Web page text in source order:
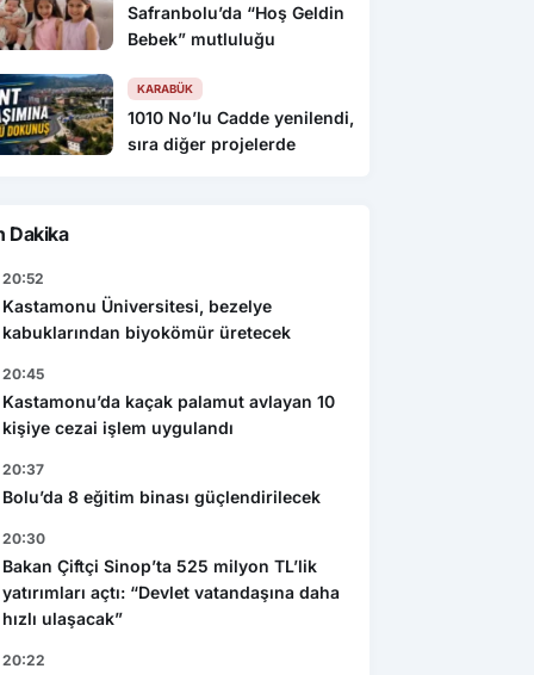
Safranbolu’da “Hoş Geldin
Bebek” mutluluğu
KARABÜK
1010 No’lu Cadde yenilendi,
sıra diğer projelerde
Dakika
20:52
Kastamonu Üniversitesi, bezelye
kabuklarından biyokömür üretecek
20:45
Kastamonu’da kaçak palamut avlayan 10
kişiye cezai işlem uygulandı
20:37
Bolu’da 8 eğitim binası güçlendirilecek
20:30
Bakan Çiftçi Sinop’ta 525 milyon TL’lik
yatırımları açtı: “Devlet vatandaşına daha
hızlı ulaşacak”
20:22